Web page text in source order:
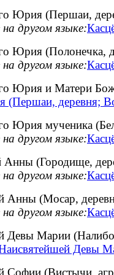
Юрия (Першаи,
другом языке:
Юрия (Полонечка,
другом языке:
Юрия и Матери
(Першаи, деревня;
Юрия мученика
другом языке:
Анны (Городище,
другом языке:
Анны (Мосар,
другом языке:
Девы Марии
Девы